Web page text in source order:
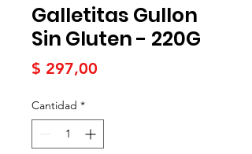
Galletitas Gullon
Sin Gluten - 220G
$ 297,00
Cantidad *